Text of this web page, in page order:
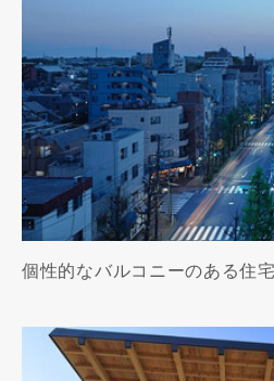
個性的なバルコニーのある住